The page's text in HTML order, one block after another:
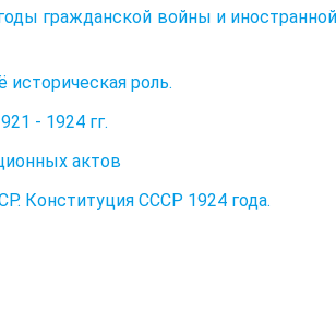
гражданской войны и
историческая роль.
- 1924 гг.
актов
Конституция СССР 1924 года.